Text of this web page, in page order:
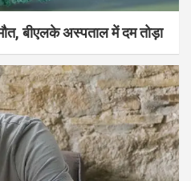
बीएलके अस्पताल में दम तोड़ा